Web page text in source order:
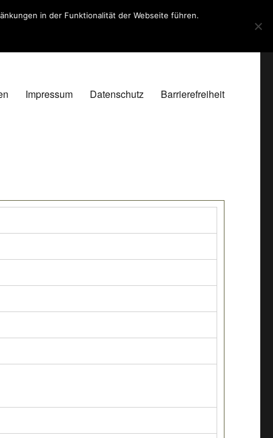
Impressum Datenschutz Barrierefreiheit
in der Funktionalität der Webseite führen.